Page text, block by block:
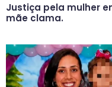
Justiça pela mulher
mãe clama.